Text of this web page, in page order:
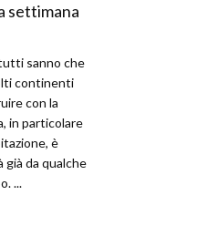
settimana
sanno che
continenti
con la
in particolare
è
già da qualche
...